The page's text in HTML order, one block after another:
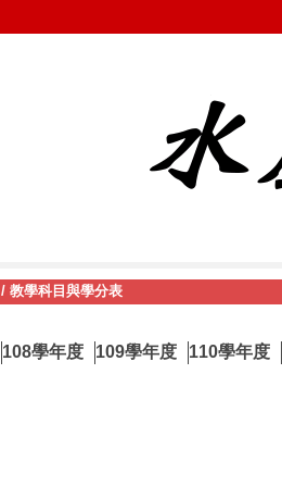
/ 教學科目與學分表
108學年度 109學年度 110學年度